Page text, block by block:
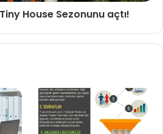
House Sezonunu açtı!